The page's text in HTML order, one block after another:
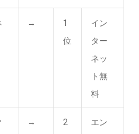
→
1
位
イン
ター
ネッ
ト無
料
→
2
エン